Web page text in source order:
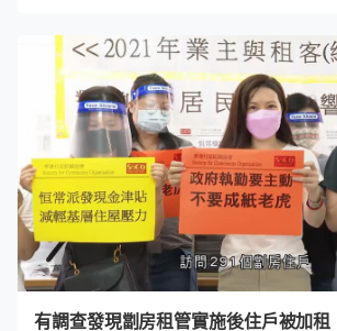
有調查發現劏房租管實施後住戶被加